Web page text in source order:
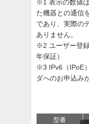
※1 表示の数値
た機器との通信
であり、実際の
ありません。
※2 ユーザー登
年保証）
※3 IPv6（IPoE
ダへのお申込み
型番